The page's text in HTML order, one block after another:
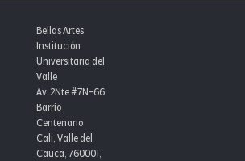
Bellas Artes
Institución
Universitaria del
Valle
Av. 2Nte #7N-66
Barrio
Centenario
Cali, Valle del
Cauca, 760001,